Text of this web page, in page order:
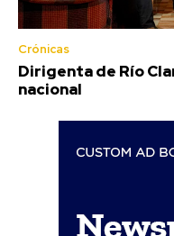
Crónicas
Dirigenta de Río
nacional